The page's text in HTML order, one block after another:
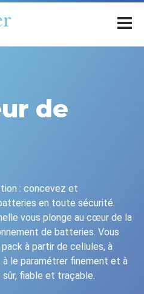
de
: concevez et
en toute sécurité.
vous plonge au cœur de la
de batteries. Vous
à partir de cellules, à
le paramétrer finement et à
fiable et traçable.